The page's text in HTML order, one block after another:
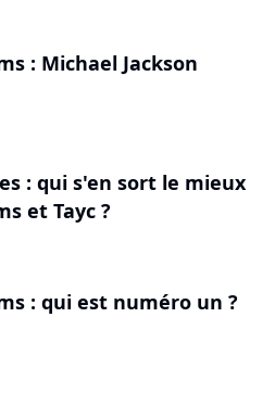
: Michael Jackson
: qui s'en sort le mieux
et Tayc ?
: qui est numéro un ?